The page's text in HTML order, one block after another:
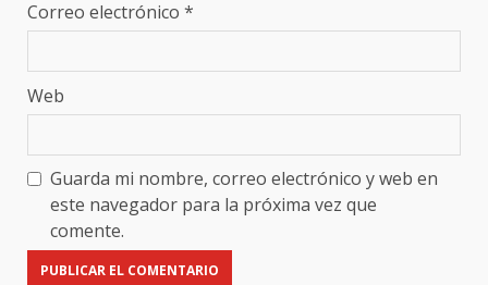
Correo electrónico *
Web
Guarda mi nombre, correo electrónico y web en
este navegador para la próxima vez que
comente.